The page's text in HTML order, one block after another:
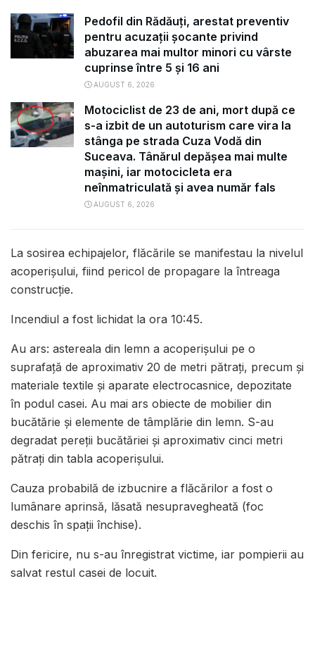
Pedofil din Rădăuți, arestat preventiv
pentru acuzații șocante privind
abuzarea mai multor minori cu vârste
cuprinse între 5 și 16 ani
AUGUST 6, 2026
Motociclist de 23 de ani, mort după ce
s-a izbit de un autoturism care vira la
stânga pe strada Cuza Vodă din
Suceava. Tânărul depășea mai multe
mașini, iar motocicleta era
neînmatriculată și avea număr fals
AUGUST 6, 2026
La sosirea echipajelor, flăcările se manifestau la nivelul
acoperișului, fiind pericol de propagare la întreaga
construcție.
Incendiul a fost lichidat la ora 10:45.
Au ars: astereala din lemn a acoperișului pe o
suprafață de aproximativ 20 de metri pătrați, precum și
materiale textile și aparate electrocasnice, depozitate
în podul casei. Au mai ars obiecte de mobilier din
bucătărie și elemente de tâmplărie din lemn. S-au
degradat pereții bucătăriei și aproximativ cinci metri
pătrați din tabla acoperișului.
Cauza probabilă de izbucnire a flăcărilor a fost o
lumânare aprinsă, lăsată nesupravegheată (foc
deschis în spații închise).
Din fericire, nu s-au înregistrat victime, iar pompierii au
salvat restul casei de locuit.